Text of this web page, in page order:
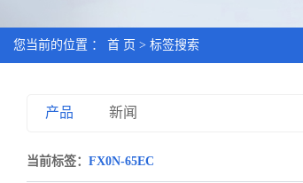
您当前的位置 ： 首 页 > 标签搜索
产品 新闻
当前标签： FX0N-65EC